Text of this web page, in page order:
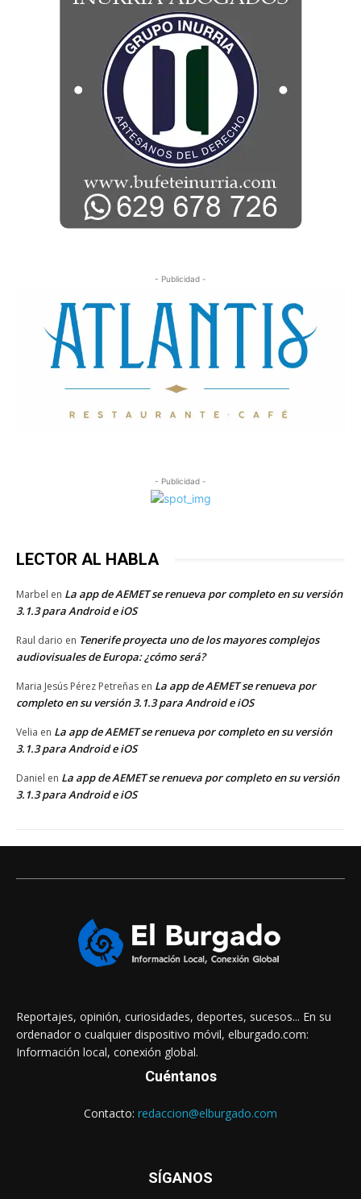
- Publicidad -
- Publicidad -
LECTOR AL HABLA
Marbel en La app de AEMET se renueva por completo en su versión
3.1.3 para Android e iOS
Raul dario en Tenerife proyecta uno de los mayores complejos
audiovisuales de Europa: ¿cómo será?
Maria Jesús Pérez Petreñas en La app de AEMET se renueva por
completo en su versión 3.1.3 para Android e iOS
Velia en La app de AEMET se renueva por completo en su versión
3.1.3 para Android e iOS
Daniel en La app de AEMET se renueva por completo en su versión
3.1.3 para Android e iOS
Reportajes, opinión, curiosidades, deportes, sucesos... En su
ordenador o cualquier dispositivo móvil, elburgado.com:
Información local, conexión global.
Cuéntanos
Contacto: redaccion@elburgado.com
SÍGANOS